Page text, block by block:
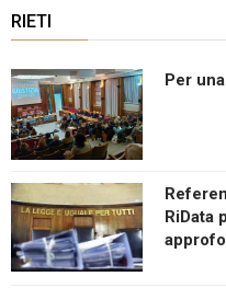
RIETI
Per
RiData